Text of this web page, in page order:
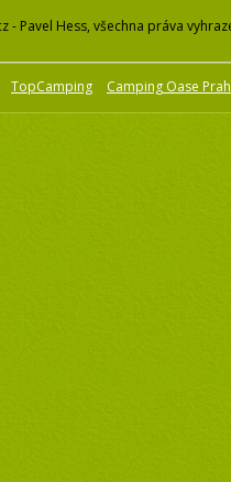
Pavel Hess, všechna práva
TopCamping Camping Oase